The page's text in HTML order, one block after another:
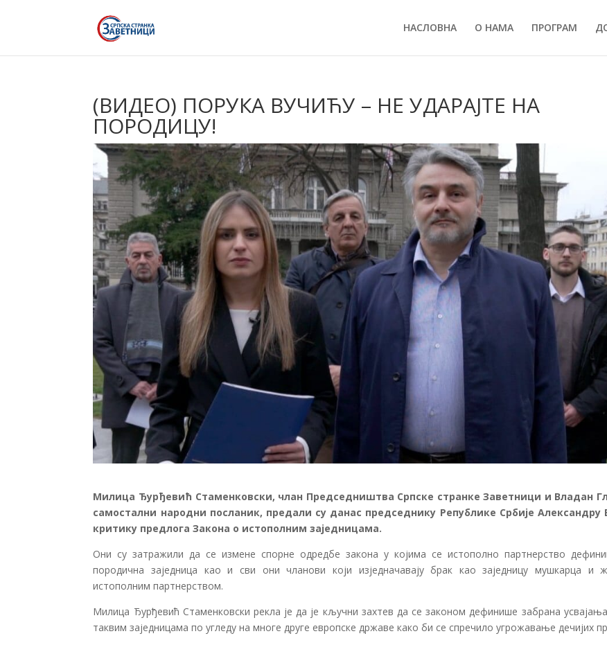
НАСЛОВНА О НАМА ПРОГРАМ
(ВИДЕО) ПОРУКА ВУЧИЋУ – НЕ УДАРАЈТЕ НА
ПОРОДИЦУ!
Милица Ђурђевић Стаменковски, члан Председништва Српске странке Заветници и Владан
самостални народни посланик, предали су данас председнику Републике Србије Александру
критику предлога Закона о истополним заједницама.
Они су затражили да се измене спорне одредбе закона у којима се истополно партнерство
породична заједница као и сви они чланови који изједначавају брак као заједницу мушкарца и
истополним партнерством.
Милица Ђурђевић Стаменковски рекла је да је кључни захтев да се законом дефинише забрана
таквим заједницама по угледу на многе друге европске државе како би се спречило угрожавање дечијих